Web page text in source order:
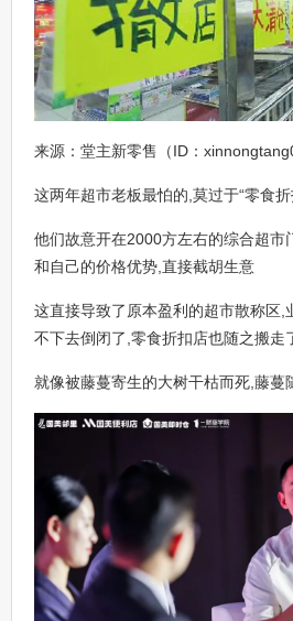
来源：堂主新零售（ID：
这两年超市老板最怕的,莫过于“零食
他们故意开在2000方左右的综合超市
和自己的价格优势,直接截胡生意
这直接导致了原本盈利的超市散称区,
不下去倒闭了,零食折扣店也随之搬走
就像被藤蔓寄生的大树干枯而死,藤蔓